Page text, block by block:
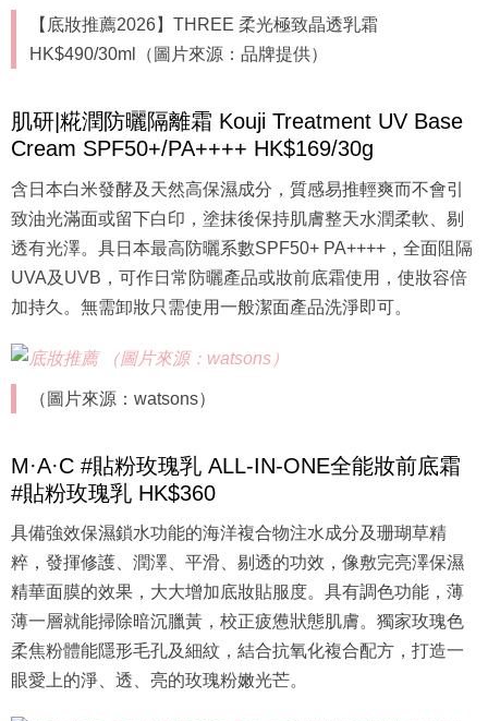
【底妝推薦2026】THREE 柔光極致晶透乳霜
HK$490/30ml（圖片來源：品牌提供）
肌研|糀潤防曬隔離霜 Kouji Treatment UV Base
Cream SPF50+/PA++++ HK$169/30g
含日本白米發酵及天然高保濕成分，質感易推輕爽而不會引
致油光滿面或留下白印，塗抹後保持肌膚整天水潤柔軟、剔
透有光澤。具日本最高防曬系數SPF50+ PA++++，全面阻隔
UVA及UVB，可作日常防曬產品或妝前底霜使用，使妝容倍
加持久。無需卸妝只需使用一般潔面產品洗淨即可。
（圖片來源：watsons）
M·A·C #貼粉玫瑰乳 ALL-IN-ONE全能妝前底霜
#貼粉玫瑰乳 HK$360
具備強效保濕鎖水功能的海洋複合物注水成分及珊瑚草精
粹，發揮修護、潤澤、平滑、剔透的功效，像敷完亮澤保濕
精華面膜的效果，大大增加底妝貼服度。具有調色功能，薄
薄一層就能掃除暗沉臘黃，校正疲憊狀態肌膚。獨家玫瑰色
柔焦粉體能隱形毛孔及細紋，結合抗氧化複合配方，打造一
眼愛上的淨、透、亮的玫瑰粉嫩光芒。